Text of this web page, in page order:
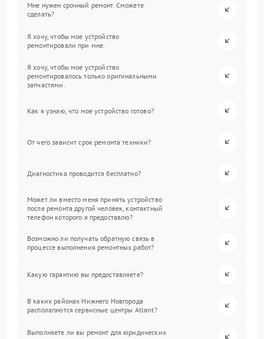
Мне нужен срочный ремонт. Сможете
сделать?
Я хочу, чтобы мое устройство
ремонтировали при мне.
Я хочу, чтобы мое устройство
ремонтировалось только оригинальными
запчастями.
Как я узнаю, что мое устройство готово?
От чего зависит срок ремонта техники?
Диагностика проводится бесплатно?
Может ли вместо меня принять устройство
после ремонта другой человек, контактный
телефон которого я предоставлю?
Возможно ли получать обратную связь в
процессе выполнения ремонтных работ?
Какую гарантию вы предоставляете?
В каких районах Нижнего Новгорода
располагаются сервисные центры Atlant?
Выполняете ли вы ремонт для юридических